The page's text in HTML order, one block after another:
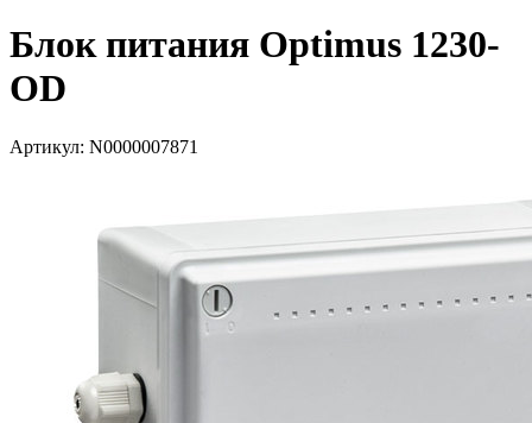
Блок питания Optimus 1230-
OD
Артикул: N0000007871